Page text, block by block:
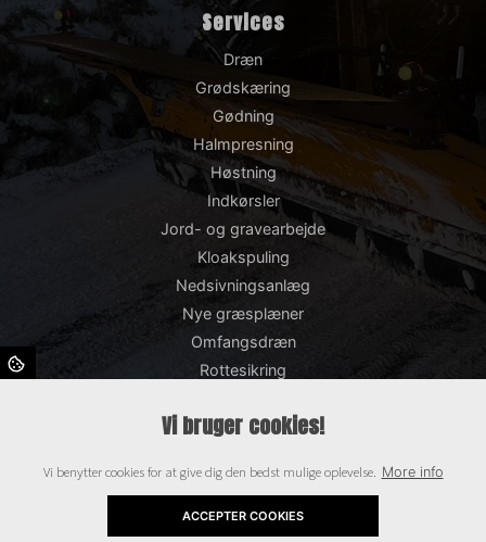
Services
Dræn
Grødskæring
Gødning
Halmpresning
Høstning
Indkørsler
Jord- og gravearbejde
Kloakspuling
Nedsivningsanlæg
Nye græsplæner
Omfangsdræn
Rottesikring
Støttemure
TV-inspektion
Terrasser
Vi bruger cookies!
Vi benytter cookies for at give dig den bedst mulige oplevelse. More info
ACCEPTER COOKIES